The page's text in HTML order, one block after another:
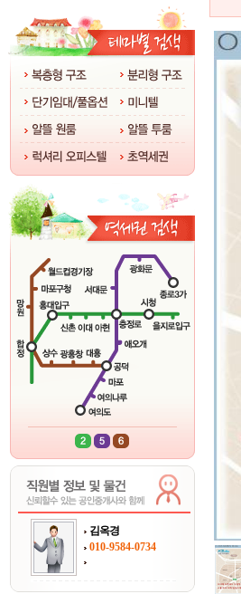
김옥경
010-9584-0734